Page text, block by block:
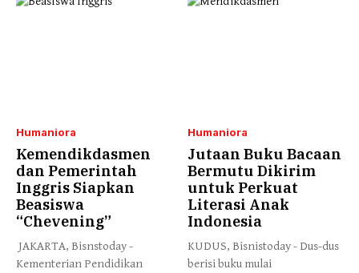
Humaniora
Kemendikdasmen
dan Pemerintah
Inggris Siapkan
Beasiswa
“Chevening”
JAKARTA, Bisnstoday -
Kementerian Pendidikan
Humaniora
Jutaan Buku Bacaan
Bermutu Dikirim
untuk Perkuat
Literasi Anak
Indonesia
KUDUS, Bisnistoday - Dus-dus
berisi buku mulai